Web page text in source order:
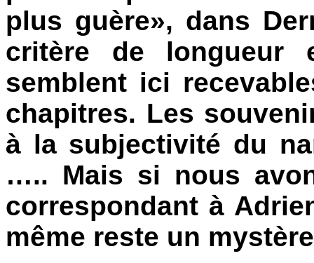
plus guère», dans
critère de
semblent ici
chapitres. Les
à la subjectivité du
….. Mais si nous
correspondant à
même reste un